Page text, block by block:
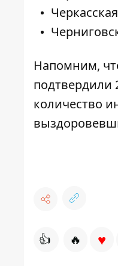
Напомним,
подтвердили
количество
👍 🔥 ♥